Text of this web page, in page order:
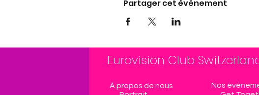
Partager cet événement
Eurovision Club
À propos de nous Nos